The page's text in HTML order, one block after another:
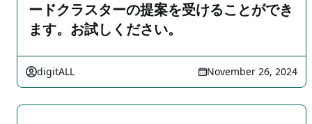
ードクラスターの提案を受けることができ
ます。お試しください。
digitALL November 26, 2024